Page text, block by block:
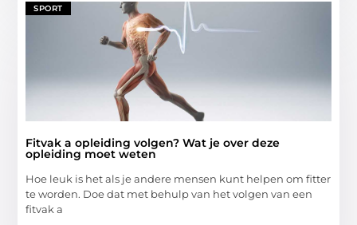
SPORT
Fitvak a opleiding volgen? Wat je over deze
opleiding moet weten
Hoe leuk is het als je andere mensen kunt helpen om fitter
te worden. Doe dat met behulp van het volgen van een
fitvak a